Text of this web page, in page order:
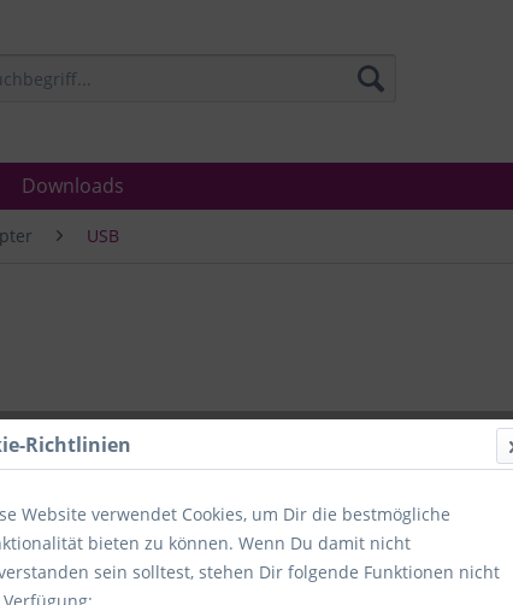
Downloads
USB
Unser
in
Hersteller:
Richtlinien
Website verwendet Cookies, um Dir die bestmögliche
bieten zu können. Wenn Du damit nicht
sein solltest, stehen Dir folgende Funktionen nicht